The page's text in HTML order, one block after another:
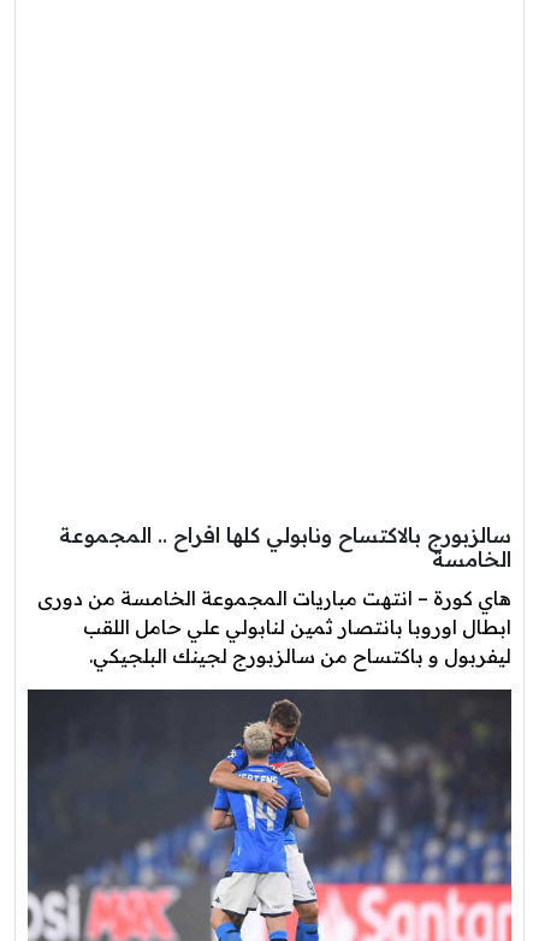
سالزبورج بالاكتساح ونابولي كلها افراح .. المجموعة
الخامسة
هاي كورة – انتهت مباريات المجموعة الخامسة من دورى
ابطال اوروبا بانتصار ثمين لنابولي علي حامل اللقب
ليفربول و باكتساح من سالزبورج لجينك البلجيكي.